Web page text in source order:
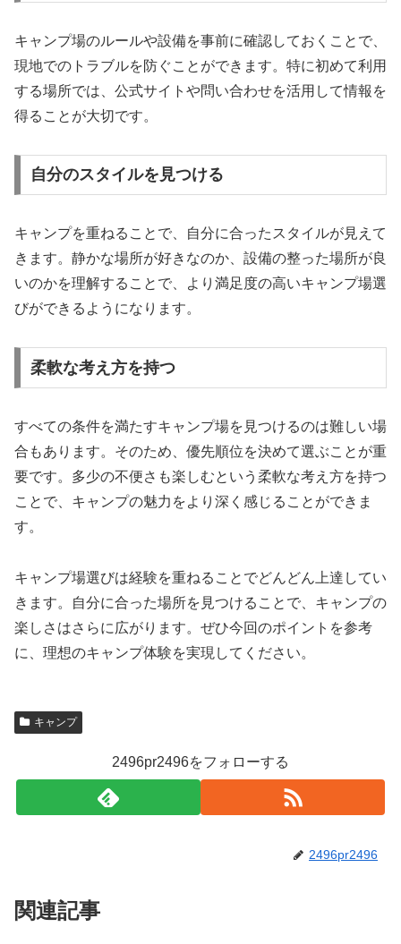
キャンプ場のルールや設備を事前に確認しておくことで、
現地でのトラブルを防ぐことができます。特に初めて利用
する場所では、公式サイトや問い合わせを活用して情報を
得ることが大切です。
自分のスタイルを見つける
キャンプを重ねることで、自分に合ったスタイルが見えて
きます。静かな場所が好きなのか、設備の整った場所が良
いのかを理解することで、より満足度の高いキャンプ場選
びができるようになります。
柔軟な考え方を持つ
すべての条件を満たすキャンプ場を見つけるのは難しい場
合もあります。そのため、優先順位を決めて選ぶことが重
要です。多少の不便さも楽しむという柔軟な考え方を持つ
ことで、キャンプの魅力をより深く感じることができま
す。
キャンプ場選びは経験を重ねることでどんどん上達してい
きます。自分に合った場所を見つけることで、キャンプの
楽しさはさらに広がります。ぜひ今回のポイントを参考
に、理想のキャンプ体験を実現してください。
キャンプ
2496pr2496をフォローする
2496pr2496
関連記事